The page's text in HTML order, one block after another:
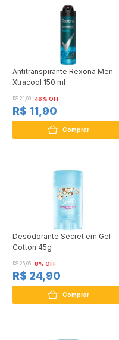
Antitranspirante Rexona Men
Xtracool 150 ml
R$ 21,90 46% OFF
R$ 11,90
Comprar
Desodorante Secret em Gel
Cotton 45g
R$ 26,95 8% OFF
R$ 24,90
Comprar